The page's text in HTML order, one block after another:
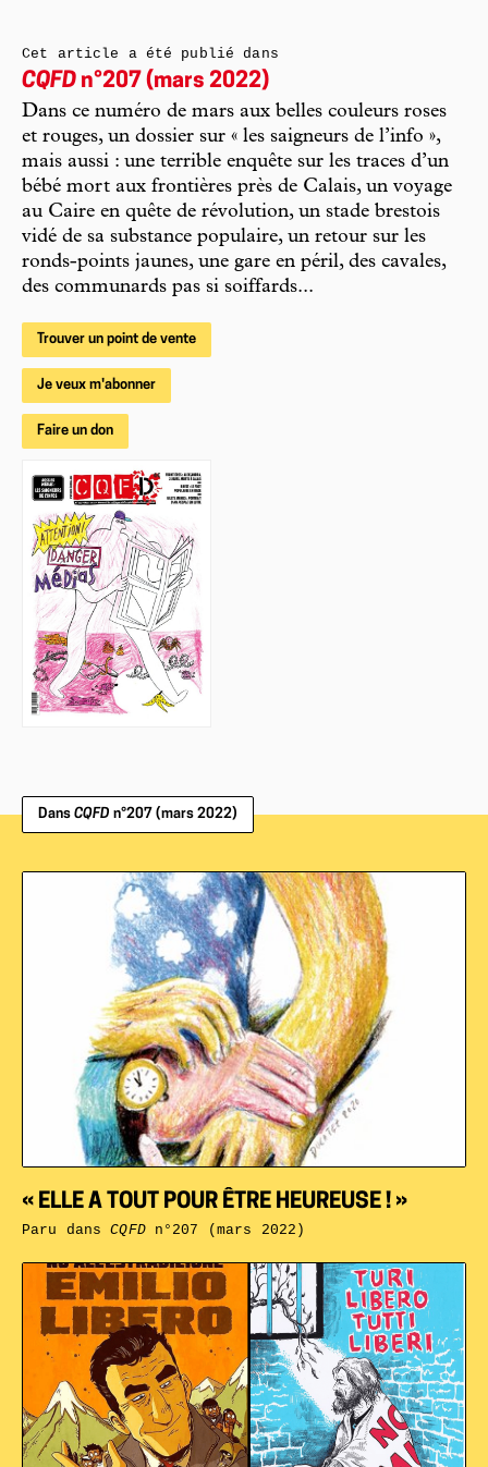
Cet article a été publié dans
CQFD n°207 (mars 2022)
Dans ce numéro de mars aux belles couleurs roses
et rouges, un dossier sur « les saigneurs de l’info »,
mais aussi : une terrible enquête sur les traces d’un
bébé mort aux frontières près de Calais, un voyage
au Caire en quête de révolution, un stade brestois
vidé de sa substance populaire, un retour sur les
ronds-points jaunes, une gare en péril, des cavales,
des communards pas si soiffards...
Trouver un point de vente
Je veux m'abonner
Faire un don
Dans CQFD n°207 (mars 2022)
« ELLE A TOUT POUR ÊTRE HEUREUSE ! »
Paru dansCQFDn°207 (mars 2022)